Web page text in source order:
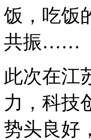
饭，吃饭
共振……
此次在江
力，科技
势头良好